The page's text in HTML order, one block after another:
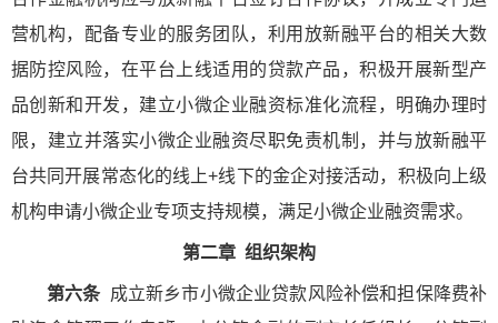
营机构，配备专业的服务团队，利用放新融平台的相关大数
据防控风险，在平台上线适用的贷款产品，积极开展新型产
品创新和开发，建立小微企业融资标准化流程，明确办理时
限，建立并落实小微企业融资尽职免责机制，并与放新融平
台共同开展常态化的线上+线下的金企对接活动，积极向上级
机构申请小微企业专项支持规模，满足小微企业融资需求。
第二章 组织架构
第六条成立新乡市小微企业贷款风险补偿和担保降费补